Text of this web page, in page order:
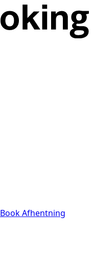
Book Afhentning